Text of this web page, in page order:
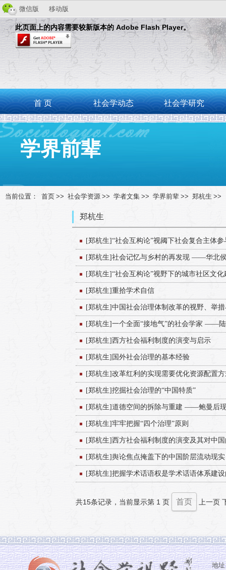
微信版 移动版
此页面上的内容需要较新版本的 Adobe Flash Player。
首 页 社会学动态 社会学研究
学界前辈
当前位置： 首页 >> 社会学资源 >> 学者文集 >> 学界前辈 >> 郑杭生 >>
郑杭生
[郑杭生]“社会互构论”视阈下社会复合主体
[郑杭生]社会记忆与乡村的再发现 ——华北
[郑杭生]“社会互构论”视野下的城市社区
[郑杭生]重拾学术自信
[郑杭生]中国社会治理体制改革的视野、举
改革的启示
[郑杭生]一个全面“接地气”的社会学家 ——
[郑杭生]西方社会福利制度的演变与启示
[郑杭生]国外社会治理的基本经验
[郑杭生]改革红利的实现需要优化资源配置
[郑杭生]挖掘社会治理的“中国特质”
[郑杭生]道德空间的拆除与重建 ——鲍曼后
[郑杭生]牢牢把握“四个治理”原则
[郑杭生]西方社会福利制度的演变及其对中
[郑杭生]舆论焦点掩盖下的中国阶层流动现实
[郑杭生]把握学术话语权是学术话语体系建
共15条记录，当前显示第 1 页 首页 上一页
地